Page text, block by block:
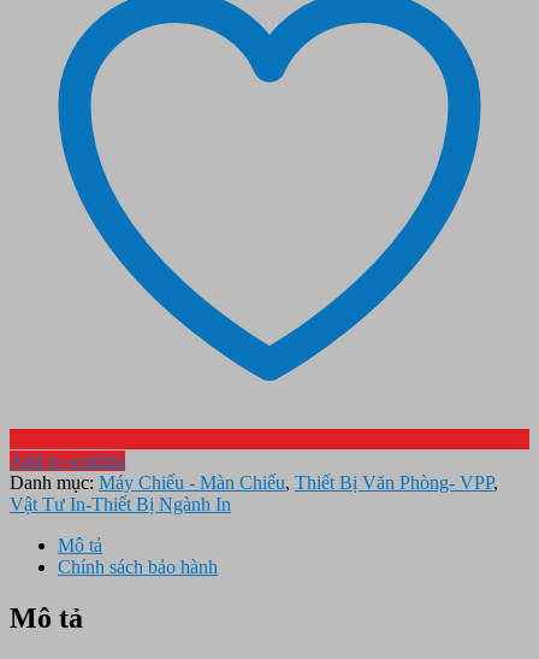
Add to wishlist
Danh mục: Máy Chiếu - Màn Chiếu, Thiết Bị Văn Phòng- VPP,
Vật Tư In-Thiết Bị Ngành In
Mô tả
Chính sách bảo hành
Mô tả